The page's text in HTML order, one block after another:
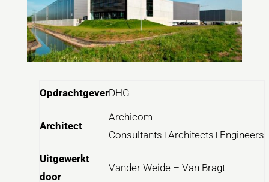
OpdrachtgeverDHG
Architect
Archicom
Consultants+Architects+Engineers
Uitgewerkt
door
Vander Weide – Van Bragt